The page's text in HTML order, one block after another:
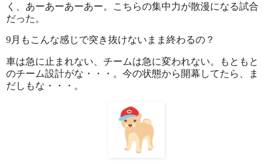
く、 あーあーあーあー。こちらの集中力が散漫になる試合
だった。
9月もこんな感じで突き抜けないまま終わるの？
車は急に止まれない、 チームは急に変われない。もともと
のチーム設計がな・・・。今の状態から開幕してたら、ま
だしもな・・・。